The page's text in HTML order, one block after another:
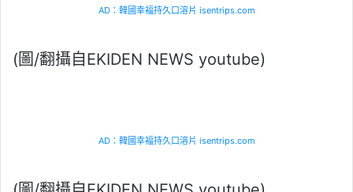
AD：韓國幸福持久口溶片 isentrips.com
(圖/翻攝自EKIDEN NEWS youtube)
AD：韓國幸福持久口溶片 isentrips.com